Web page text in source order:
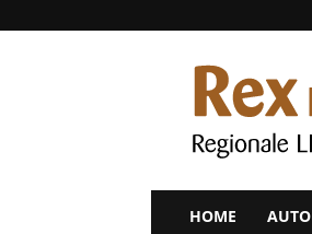
Rex
Magazines
HOME AUTO